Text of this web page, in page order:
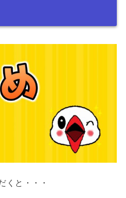
くと・・・